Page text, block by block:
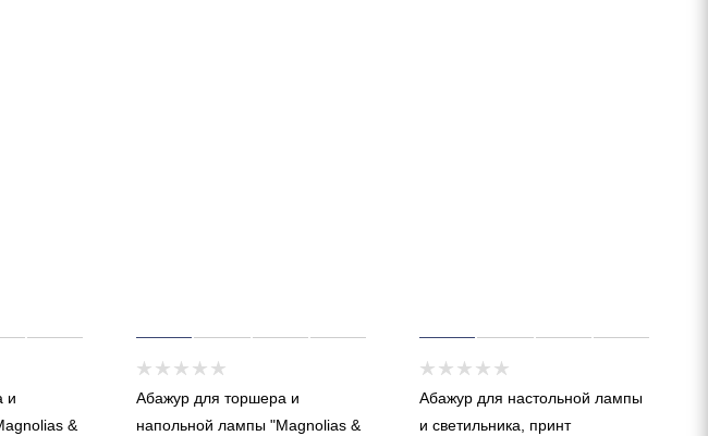
и
&
Абажур для торшера и
напольной лампы "Magnolias &
Абажур для настольной лампы
и светильника, принт